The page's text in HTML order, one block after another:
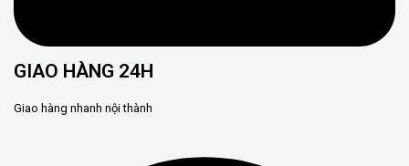
GIAO HÀNG 24H
Giao hàng nhanh nội thành